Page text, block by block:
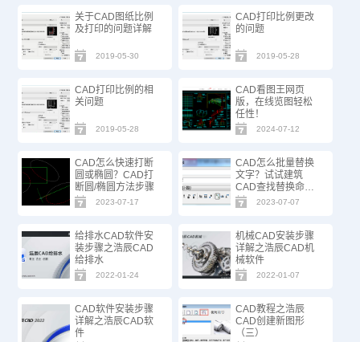
关于CAD图纸比例
及打印的问题详解
2019-05-30
CAD打印比例更改
的问题
2019-05-28
CAD打印比例的相
关问题
2019-05-28
CAD看图王网页
版，在线览图轻松
任性！
2024-07-12
CAD怎么快速打断
圆或椭圆？CAD打
断圆/椭圆方法步骤
2023-07-17
CAD怎么批量替换
文字？试试建筑
CAD查找替换命
令！
2023-07-07
给排水CAD软件安
装步骤之浩辰CAD
给排水
2022-01-24
机械CAD安装步骤
详解之浩辰CAD机
械软件
2022-01-07
CAD软件安装步骤
详解之浩辰CAD软
件
CAD教程之浩辰
CAD创建新图形
（三）